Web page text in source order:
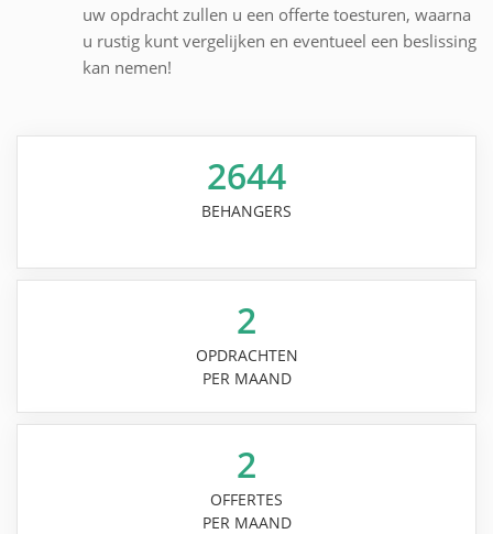
uw opdracht zullen u een offerte toesturen, waarna
u rustig kunt vergelijken en eventueel een beslissing
kan nemen!
2644
BEHANGERS
2
OPDRACHTEN
PER MAAND
2
OFFERTES
PER MAAND